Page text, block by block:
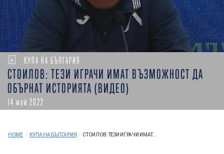
КУПА НА БЪЛГАРИЯ
СТОИЛОВ: ТЕЗИ ИГРАЧИ ИМАТ ВЪЗМОЖНОСТ ДА
ОБЪРНАТ ИСТОРИЯТА (ВИДЕО)
14 май 2022
HOME / КУПА НА БЪЛГАРИЯ / СТОИЛОВ: ТЕЗИ ИГРАЧИ ИМАТ...